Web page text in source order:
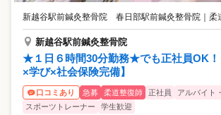
新越谷駅前鍼灸整骨院 春日部駅前鍼灸整骨院 柔
新越谷駅前鍼灸整骨院
★１日６時間30分勤務★でも正社員OK！
×学び×社会保険完備】
口コミあり 急募 柔道整復師 正社員
アルバイト
スポーツトレーナー
学生歓迎